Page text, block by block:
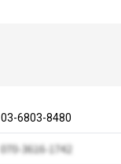
03-6803-8480